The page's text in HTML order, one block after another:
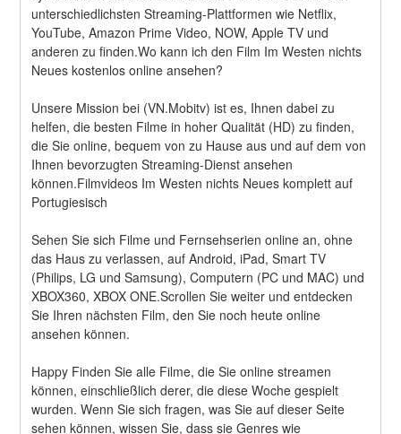
unterschiedlichsten Streaming-Plattformen wie Netflix,
YouTube, Amazon Prime Video, NOW, Apple TV und
anderen zu finden.Wo kann ich den Film Im Westen nichts
Neues kostenlos online ansehen?
Unsere Mission bei (VN.Mobitv) ist es, Ihnen dabei zu
helfen, die besten Filme in hoher Qualität (HD) zu finden,
die Sie online, bequem von zu Hause aus und auf dem von
Ihnen bevorzugten Streaming-Dienst ansehen
können.Filmvideos Im Westen nichts Neues komplett auf
Portugiesisch
Sehen Sie sich Filme und Fernsehserien online an, ohne
das Haus zu verlassen, auf Android, iPad, Smart TV
(Philips, LG und Samsung), Computern (PC und MAC) und
XBOX360, XBOX ONE.Scrollen Sie weiter und entdecken
Sie Ihren nächsten Film, den Sie noch heute online
ansehen können.
Happy Finden Sie alle Filme, die Sie online streamen
können, einschließlich derer, die diese Woche gespielt
wurden. Wenn Sie sich fragen, was Sie auf dieser Seite
sehen können, wissen Sie, dass sie Genres wie